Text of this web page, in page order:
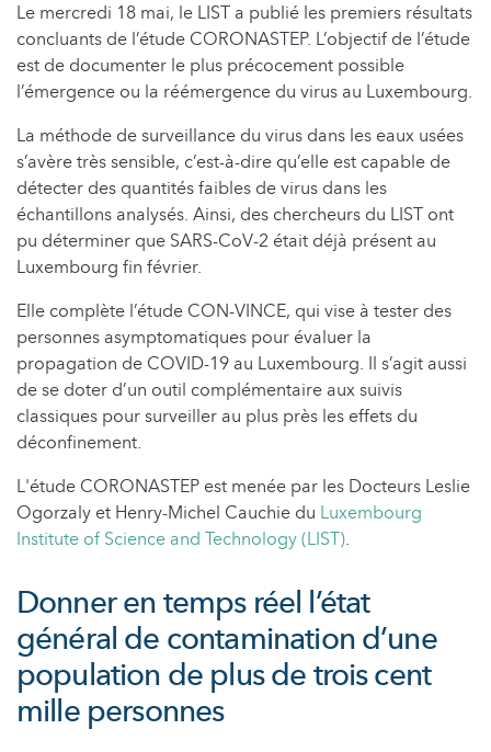
Le mercredi 18 mai, le LIST a publié les premiers résultats
concluants de l’étude CORONASTEP. L’objectif de l’étude
est de documenter le plus précocement possible
l’émergence ou la réémergence du virus au Luxembourg.
La méthode de surveillance du virus dans les eaux usées
s’avère très sensible, c’est-à-dire qu’elle est capable de
détecter des quantités faibles de virus dans les
échantillons analysés. Ainsi, des chercheurs du LIST ont
pu déterminer que SARS-CoV-2 était déjà présent au
Luxembourg fin février.
Elle complète l’étude CON-VINCE, qui vise à tester des
personnes asymptomatiques pour évaluer la
propagation de COVID-19 au Luxembourg. Il s’agit aussi
de se doter d’un outil complémentaire aux suivis
classiques pour surveiller au plus près les effets du
déconfinement.
L'étude CORONASTEP est menée par les Docteurs Leslie
Ogorzaly et Henry-Michel Cauchie du Luxembourg
Institute of Science and Technology (LIST).
Donner en temps réel l’état
général de contamination d’une
population de plus de trois cent
mille personnes